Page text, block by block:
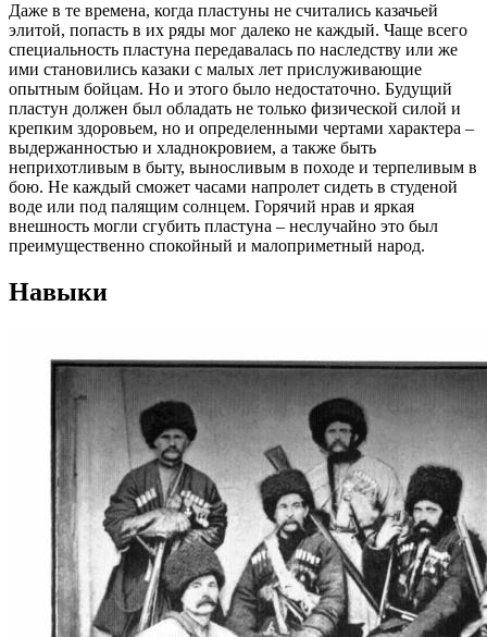
Даже в те времена, когда пластуны не считались казачьей
элитой, попасть в их ряды мог далеко не каждый. Чаще всего
специальность пластуна передавалась по наследству или же
ими становились казаки с малых лет прислуживающие
опытным бойцам. Но и этого было недостаточно. Будущий
пластун должен был обладать не только физической силой и
крепким здоровьем, но и определенными чертами характера –
выдержанностью и хладнокровием, а также быть
неприхотливым в быту, выносливым в походе и терпеливым в
бою. Не каждый сможет часами напролет сидеть в студеной
воде или под палящим солнцем. Горячий нрав и яркая
внешность могли сгубить пластуна – неслучайно это был
преимущественно спокойный и малоприметный народ.
Навыки